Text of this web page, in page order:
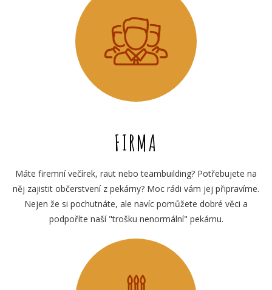
FIRMA
Máte firemní večírek, raut nebo teambuilding? Potřebujete na
něj zajistit občerstvení z pekárny? Moc rádi vám jej připravíme.
Nejen že si pochutnáte, ale navíc pomůžete dobré věci a
podpoříte naší "trošku nenormální" pekárnu.